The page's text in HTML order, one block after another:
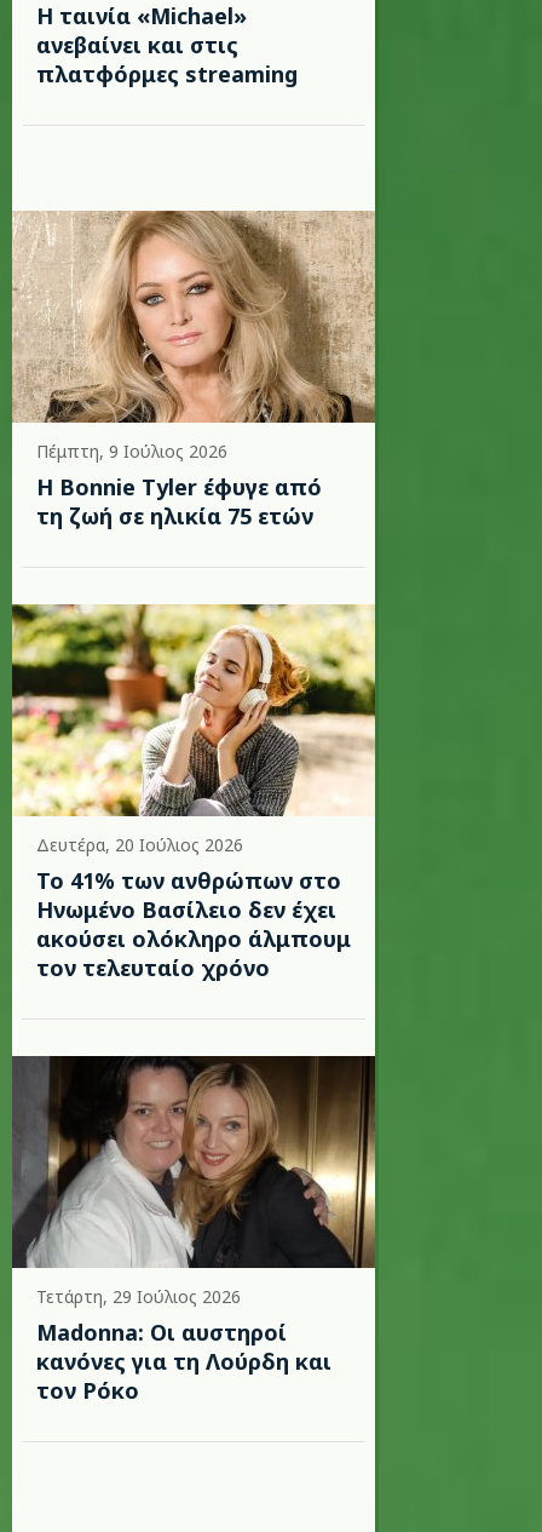
Η ταινία «Michael»
ανεβαίνει και στις
πλατφόρμες streaming
Πέμπτη, 9 Ιούλιος 2026
Η Bonnie Tyler έφυγε από
τη ζωή σε ηλικία 75 ετών
Δευτέρα, 20 Ιούλιος 2026
Το 41% των ανθρώπων στο
Ηνωμένο Βασίλειο δεν έχει
ακούσει ολόκληρο άλμπουμ
τον τελευταίο χρόνο
Τετάρτη, 29 Ιούλιος 2026
Madonna: Οι αυστηροί
κανόνες για τη Λούρδη και
τον Ρόκο